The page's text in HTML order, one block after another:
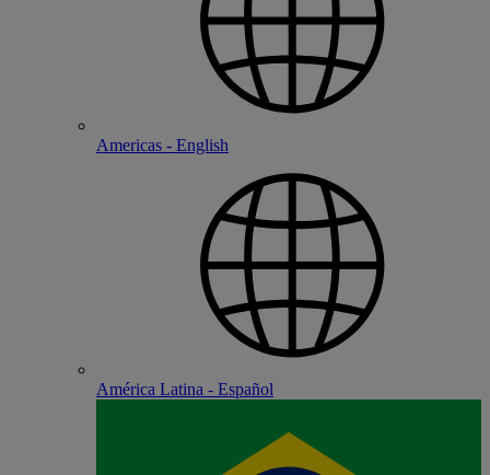
Americas - English
América Latina - Español